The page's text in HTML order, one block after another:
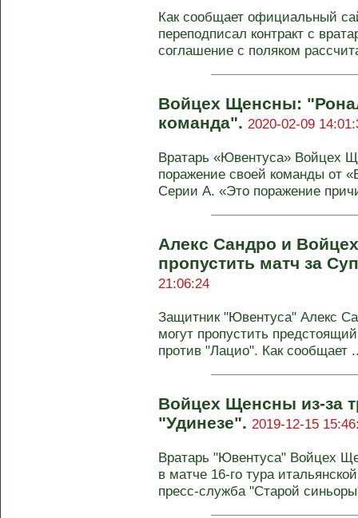
Как сообщает официальный
переподписал контракт с
соглашение с поляком
Войцех Щенсны:
команда". 2020-02-09
Вратарь «Ювентуса» Войцех
поражение своей команды от
Серии А. «Это поражение
Алекс Сандро и
пропустить матч за
21:06:24
Защитник "Ювентуса" Алекс
могут пропустить
против "Лацио". Как сообщает
Войцех Щенсны из-за
"Удинезе". 2019-12-15
Вратарь "Ювентуса" Войцех
в матче 16-го тура
пресс-служба "Старой